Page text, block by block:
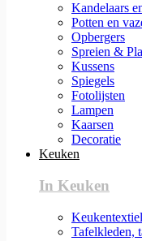
Kandelaars
Potten en
Opbergers
Spreien &
Kussens
Spiegels
Fotolijsten
Lampen
Kaarsen
Decoratie
Keuken
In Keuken
Keukentextiel
Tafelkleden,